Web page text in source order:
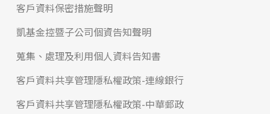
客戶資料保密措施聲明
凱基金控暨子公司個資告知聲明
蒐集、處理及利用個人資料告知書
客戶資料共享管理隱私權政策-連線銀行
客戶資料共享管理隱私權政策-中華郵政